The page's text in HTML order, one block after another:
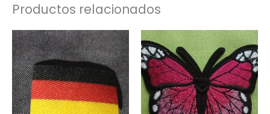
Productos relacionados